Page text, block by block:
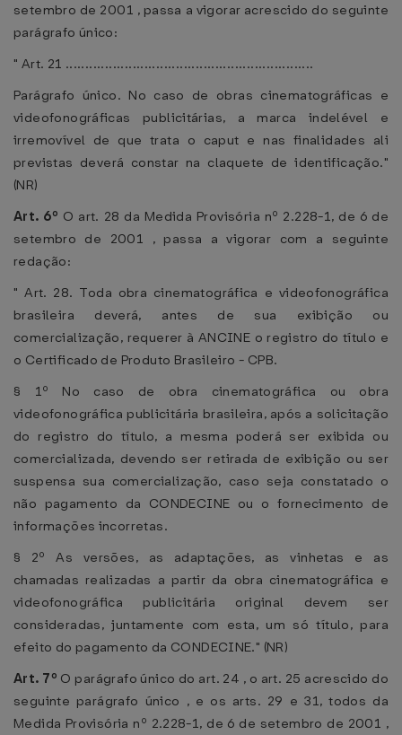
setembro de 2001 , passa a vigorar acrescido do seguinte
parágrafo único:
" Art. 21 ...............................................................
Parágrafo único. No caso de obras cinematográficas e
videofonográficas publicitárias, a marca indelével e
irremovível de que trata o caput e nas finalidades ali
previstas deverá constar na claquete de identificação."
(NR)
Art. 6º O art. 28 da Medida Provisória nº 2.228-1, de 6 de
setembro de 2001 , passa a vigorar com a seguinte
redação:
" Art. 28. Toda obra cinematográfica e videofonográfica
brasileira deverá, antes de sua exibição ou
comercialização, requerer à ANCINE o registro do título e
o Certificado de Produto Brasileiro - CPB.
§ 1º No caso de obra cinematográfica ou obra
videofonográfica publicitária brasileira, após a solicitação
do registro do título, a mesma poderá ser exibida ou
comercializada, devendo ser retirada de exibição ou ser
suspensa sua comercialização, caso seja constatado o
não pagamento da CONDECINE ou o fornecimento de
informações incorretas.
§ 2º As versões, as adaptações, as vinhetas e as
chamadas realizadas a partir da obra cinematográfica e
videofonográfica publicitária original devem ser
consideradas, juntamente com esta, um só título, para
efeito do pagamento da CONDECINE." (NR)
Art. 7º O parágrafo único do art. 24 , o art. 25 acrescido do
seguinte parágrafo único , e os arts. 29 e 31, todos da
Medida Provisória nº 2.228-1, de 6 de setembro de 2001 ,